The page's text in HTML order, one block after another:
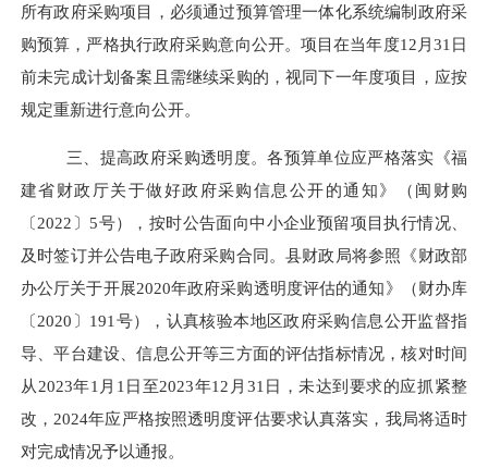
所有政府采购项目，必须通过预算管理一体化系统编制政府采
购预算，严格执行政府采购意向公开。项目在当年度12 月31 日
前未完成计划备案且需继续采购的，视同下一年度项目，应按
规定重新进行意向公开。
三、提高政府采购透明度。各预算单位应严格落实《福
建省财政厅关于做好政府采购信息公开的通知》（闽财购
〔2022 〕 5号），按时公告面向中小企业预留项目执行情况、
及时签订并公告电子政府采购合同。县财政局将参照《财政部
办公厅关于开展2020年政府采购透明度评估的通知》（财办库
〔2020 〕 191 号），认真核验本地区政府采购信息公开监督指
导、平台建设、信息公开等三方面的评估指标情况，核对时间
从 2023年1 月 1 日至2023年12 月 31 日，未达到要求的应抓紧整
改， 2024年应严格按照透明度评估要求认真落实，我局将适时
对完成情况予以通报。